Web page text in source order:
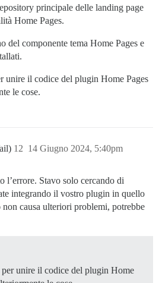
principale delle landing page
Home Pages.
del componente tema Home Pages e
unire il codice del plugin Home Pages
le cose.
14 Giugno 2024, 5:40pm
12
l’errore. Stavo solo cercando di
integrando il vostro plugin in quello
causa ulteriori problemi, potrebbe
unire il codice del plugin Home